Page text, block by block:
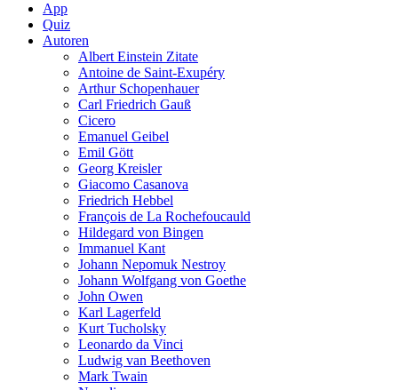
App
Quiz
Autoren
Albert Einstein Zitate
Antoine de Saint-Exupéry
Arthur Schopenhauer
Carl Friedrich Gauß
Cicero
Emanuel Geibel
Emil Gött
Georg Kreisler
Giacomo Casanova
Friedrich Hebbel
François de La Rochefoucauld
Hildegard von Bingen
Immanuel Kant
Johann Nepomuk Nestroy
Johann Wolfgang von Goethe
John Owen
Karl Lagerfeld
Kurt Tucholsky
Leonardo da Vinci
Ludwig van Beethoven
Mark Twain